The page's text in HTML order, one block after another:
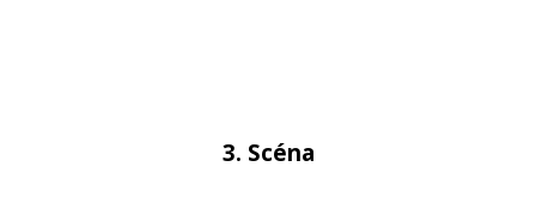
3. Scéna